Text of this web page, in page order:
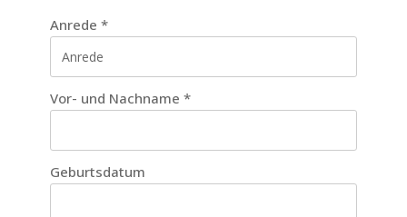
Anrede *
Vor- und Nachname *
Geburtsdatum